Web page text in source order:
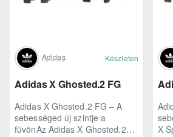
Adidas Készleten
Adidas X Ghosted.2 FG
Adidas X Ghosted.2 FG – A
sebességed új szintje a
füvönAz Adidas X Ghosted.2
X